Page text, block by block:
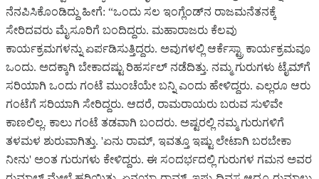
ನೆನಪಿಸಿಕೊಂಡಿದ್ದು ಹೀಗೆ: “ಒಂದು ಸಲ ಇಂಗ್ಲೆಂಡ್‌ನ ರಾಜಮನೆತನಕ್ಕೆ
ಸೇರಿದವರು ಮೈಸೂರಿಗೆ ಬಂದಿದ್ದರು. ಮಹಾರಾಜರು ಕೆಲವು
ಕಾರ್ಯಕ್ರಮಗಳನ್ನು ಏರ್ಪಡಿಸುತ್ತಿದ್ದರು. ಅವುಗಳಲ್ಲಿ ಆರ್ಕೆಸ್ಟ್ರಾ ಕಾರ್ಯಕ್ರಮವೂ
ಒಂದು. ಅದಕ್ಕಾಗಿ ಬೇಕಾದಷ್ಟು ರಿಹರ್ಸಲ್ ನಡೆದಿತ್ತು. ನಮ್ಮ ಗುರುಗಳು ಟೈಮ್‌ಗೆ
ಸರಿಯಾಗಿ ಒಂದು ಗಂಟೆ ಮುಂಚೆಯೇ ಬನ್ನಿ ಎಂದು ಹೇಳಿದ್ದರು. ಎಲ್ಲರೂ ಆರು
ಗಂಟೆಗೆ ಸರಿಯಾಗಿ ಸೇರಿದ್ದರು. ಆದರೆ, ರಾಮರಾಯರು ಬರುವ ಸುಳಿವೇ
ಕಾಣಲಿಲ್ಲ. ಕಾಲು ಗಂಟೆ ತಡವಾಗಿ ಬಂದರು. ಅಷ್ಟರಲ್ಲಿ ನಮ್ಮ ಗುರುಗಳಿಗೆ
ತಳಮಳ ಶುರುವಾಗಿತ್ತು. 'ಏನು ರಾಮ್, ಇವತ್ತೂ ಇಷ್ಟು ಲೇಟಾಗಿ ಬರಬೇಕಾ
ನೀನು' ಅಂತ ಗುರುಗಳು ಕೇಳಿದ್ದರು. ಈ ಸಂದರ್ಭದಲ್ಲಿ ಗುರುಗಳ ಗಮನ ಅವರ